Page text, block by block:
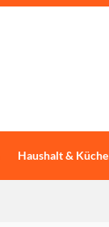
Haushalt & Küche